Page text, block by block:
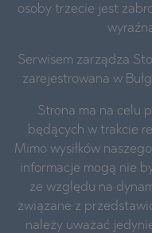
osoby trzecie jest
Serwisem zarządza
zarejestrowana w
Strona ma na celu
będących w trakcie
Mimo wysiłków
informacje mogą nie
ze względu na
związane z
należy uważać